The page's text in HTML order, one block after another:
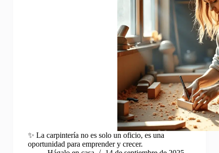
✨ La carpintería no es solo un oficio, es una
oportunidad para emprender y crecer.